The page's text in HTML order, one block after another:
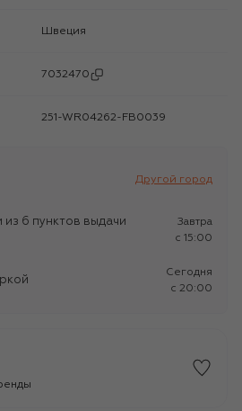
Швеция
7032470
251-WR04262-FB0039
Другой город
из 6 пунктов выдачи
Завтра
c 15:00
Сегодня
c 20:00